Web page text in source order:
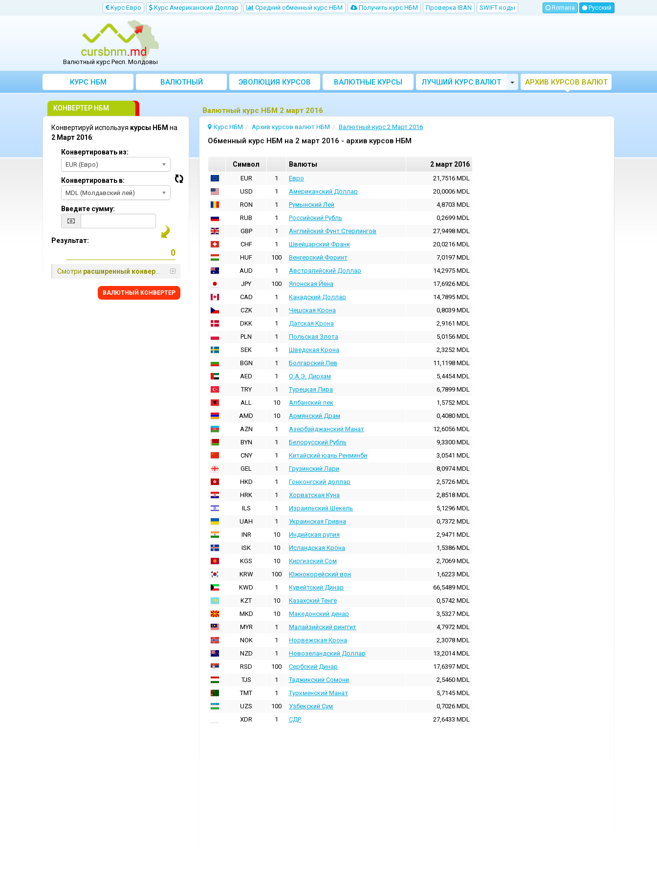
Kурс Евро Kурс Aмериканский Доллар Cредний обменный курс НБM Получить курс НБМ Проверка IBAN SWIFT коды Romana Русский
Валютный курс Респ. Молдовы
КУРС НБМ
BАЛЮТНЫЙ
KОНВЕРТЕР
ЭВОЛЮЦИЯ КУРСОВ
ВАЛЮТНЫЕ КУРСЫ
БАНКОВ
ЛУЧШИЙ КУРС ВАЛЮТ
МОЛДОВЫ
Toggle Dropdown
АРХИВ КУРСОВ ВАЛЮТ
НБМ
Bалютный курс НБМ 2 март 2016
Курс НБМ Архив курсов валют НБМ Валютный курс 2 Март 2016
Oбменный курс НБМ на 2 март 2016 - архив курсов НБМ
Cимвол Валюты 2 март 2016
EUR 1 Евро 21,7516 MDL
USD
1 Aмериканский Доллар 20,0006 MDL
RON
1 Румынский Лей 4,8703 MDL
RUB
1 Российский Рубль 0,2699 MDL
GBP
1 Английский Фунт Стерлингов 27,9498 MDL
CHF
1 Швейцарский Франк 20,0216 MDL
HUF
100 Венгерский Форинт 7,0197 MDL
AUD
1 Австралийский Доллар 14,2975 MDL
JPY
100 Японская Йена 17,6926 MDL
CAD
1 Канадский Доллар 14,7895 MDL
CZK
1 Чешская Крона 0,8039 MDL
DKK
1 Датская Крона 2,9161 MDL
PLN
1 Польская Злота 5,0156 MDL
SEK
1 Шведская Крона 2,3252 MDL
BGN
1 Болгарский Лев 11,1198 MDL
AED
1 О.А.Э. Дирхам 5,4454MDL
TRY
1 Турецкая Лира 6,7899 MDL
ALL
10 Албанский лек 1,5752 MDL
AMD
10 Армянский Драм 0,4080 MDL
AZN
1 Азербайджанский Манат 12,6056 MDL
BYN
1 Белорусский Рубль 9,3300 MDL
CNY
1 Китайский юань Ренминби 3,0541 MDL
GEL
1 Грузинский Лари 8,0974MDL
HKD
1 Гонконгский доллаp 2,5726 MDL
HRK
1 Хорватская Куна 2,8518 MDL
ILS
1 Израильский Шекель 5,1296 MDL
UAH
1 Украинская Гривна 0,7372 MDL
INR
10 Индийская pупия 2,9471 MDL
ISK
10 Исландская Крона 1,5386 MDL
KGS
10 Киргизский Сом 2,7069 MDL
KRW
100 Южнокорейский вон 1,6223 MDL
KWD
1 Кувейтский Динар 66,5489 MDL
KZT
10 Казахский Тенге 0,5742 MDL
MKD
10 Македонский денар 3,5327 MDL
MYR
1 Малайзийский ринггит 4,7972 MDL
NOK
1 Норвежская Крона 2,3078 MDL
NZD
1 Новозеландский Доллар 13,2014MDL
RSD
100 Сербский Динар 17,6397 MDL
TJS
1 Таджикский Сомони 2,5460 MDL
TMT
1 Туркменский Манат 5,7145 MDL
UZS
100 Узбекский Сум 0,7026 MDL
XDR
1 СДР 27,6433 MDL
КОНВЕРТЕР НБМ
Конвертируй используя курсы НБМ на
2 Март 2016:
Конвертировать из:
EUR (Евро)
Конвертировать в:
MDL (Молдавский лей)
Введите сумму:
Результат:
Смотри расширенный конвертер
BАЛЮТНЫЙ KОНВЕРТЕР